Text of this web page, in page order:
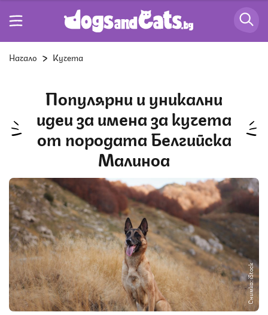
Начало Кучета
Популярни и уникални
идеи за имена за кучета
от породата Белгийска
Малиноа
Снимка: iStock